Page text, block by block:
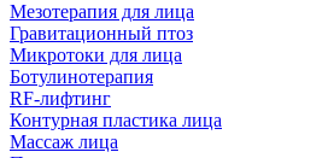
Мезотерапия для лица
Гравитационный птоз
Микротоки для лица
Ботулинотерапия
RF-лифтинг
Контурная пластика лица
Массаж лица